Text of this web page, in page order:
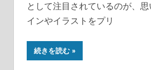
として注目されているのが、
インやイラストをプリ
続きを読む